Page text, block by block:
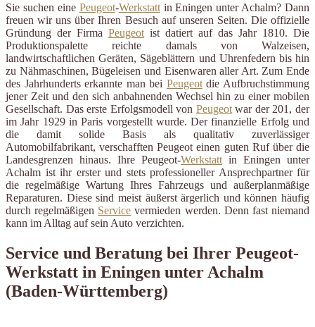
Sie suchen eine Peugeot-Werkstattin Eningen unter Achalm? Dann
freuen wir uns über Ihren Besuch auf unseren Seiten. Die offizielle
Gründung der Firma Peugeot ist datiert auf das Jahr 1810. Die
Produktionspalette reichte damals von Walzeisen,
landwirtschaftlichen Geräten, Sägeblättern und Uhrenfedern bis hin
zu Nähmaschinen, Bügeleisen und Eisenwaren aller Art. Zum Ende
des Jahrhunderts erkannte man bei Peugeotdie Aufbruchstimmung
jener Zeit und den sich anbahnenden Wechsel hin zu einer mobilen
Gesellschaft. Das erste Erfolgsmodell von Peugeotwar der 201, der
im Jahr 1929 in Paris vorgestellt wurde. Der finanzielle Erfolg und
die damit solide Basis als qualitativ zuverlässiger
Automobilfabrikant, verschafften Peugeot einen guten Ruf über die
Landesgrenzen hinaus. Ihre Peugeot-Werkstatt in Eningen unter
Achalm ist ihr erster und stets professioneller Ansprechpartner für
die regelmäßige Wartung Ihres Fahrzeugs und außerplanmäßige
Reparaturen. Diese sind meist äußerst ärgerlich und können häufig
durch regelmäßigen Service vermieden werden. Denn fast niemand
kann im Alltag auf sein Auto verzichten.
Service und Beratung bei Ihrer Peugeot-
Werkstatt in Eningen unter Achalm
(Baden-Württemberg)